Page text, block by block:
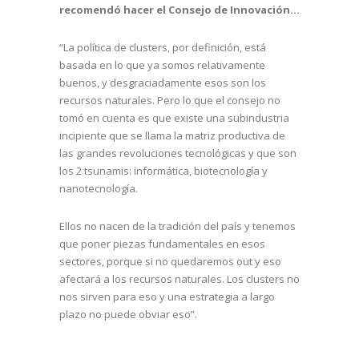
recomendó hacer el Consejo de Innovación…
“La política de clusters, por definición, está
basada en lo que ya somos relativamente
buenos, y desgraciadamente esos son los
recursos naturales. Pero lo que el consejo no
tomó en cuenta es que existe una subindustria
incipiente que se llama la matriz productiva de
las grandes revoluciones tecnológicas y que son
los 2 tsunamis: informática, biotecnología y
nanotecnología.
Ellos no nacen de la tradición del país y tenemos
que poner piezas fundamentales en esos
sectores, porque si no quedaremos out y eso
afectará a los recursos naturales. Los clusters no
nos sirven para eso y una estrategia a largo
plazo no puede obviar eso”.